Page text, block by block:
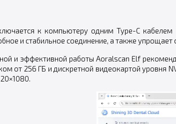
к компьютеру одним Type-C кабелем
и стабильное соединение, а также упрощает
и эффективной работы Aoralscan Elf
от 256 ГБ и дискретной видеокартой